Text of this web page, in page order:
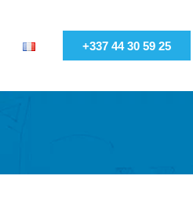
+337 44 30 59 25